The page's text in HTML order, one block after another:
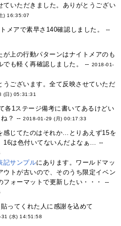
ていただきました。ありがとうござい
) 16:35:07
メアで素早さ140確認しました。 --
が上の行動パターンはナイトメアのも
でも軽く再確認しました。 -- 2018-01-
うございます。全て反映させていただ
(日) 05:31:31
各1ステージ備考に書いてあるけどい
ね？ --2018-01-29 (月) 00:17:33
感じてたのはそれか…とりあえず15を
16は色付いてないんだよなぁ… --
記サンプルにあります。ワールドマッ
ウトが古いので、そのうち限定イベン
フォーマットで更新したい・・・ --
ってくれた人に感謝を込めて
(水) 14:51:58